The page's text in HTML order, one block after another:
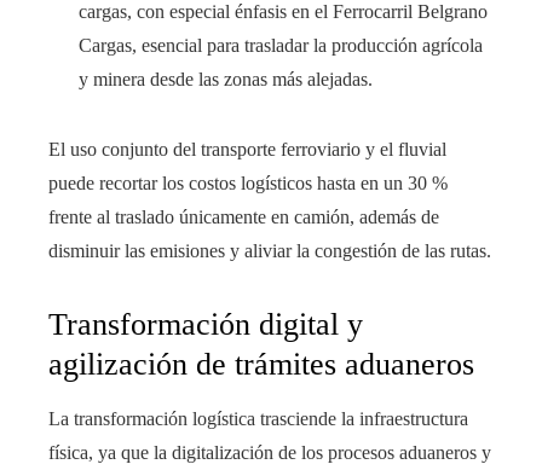
cargas, con especial énfasis en el Ferrocarril Belgrano
Cargas, esencial para trasladar la producción agrícola
y minera desde las zonas más alejadas.
El uso conjunto del transporte ferroviario y el fluvial
puede recortar los costos logísticos hasta en un 30 %
frente al traslado únicamente en camión, además de
disminuir las emisiones y aliviar la congestión de las rutas.
Transformación digital y
agilización de trámites aduaneros
La transformación logística trasciende la infraestructura
física, ya que la digitalización de los procesos aduaneros y